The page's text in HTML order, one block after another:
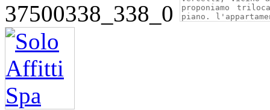
37500338_338_0